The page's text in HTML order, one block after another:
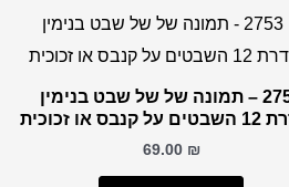
2753 – תמונה של של שבט בנימין
או זכוכית
69.00 ₪